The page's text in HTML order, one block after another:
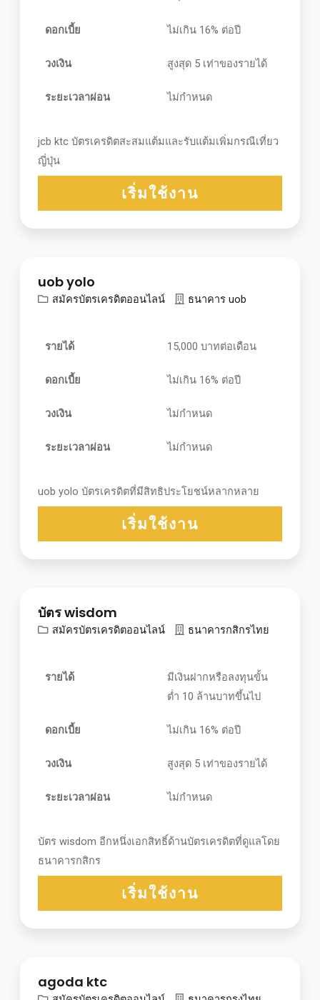
ดอกเบี้ย ไม่เกิน 16% ต่อปี
วงเงิน สูงสุด 5 เท่าของรายได้
ระยะเวลาผ่อน ไม่กำหนด
jcb ktc บัตรเครดิตสะสมแต้มและรับแต้มเพิ่มกรณีเที่ยว
ญี่ปุ่น
เริ่มใช้งาน
uob yolo
สมัครบัตรเครดิตออนไลน์ ธนาคาร uob
รายได้ 15,000 บาทต่อเดือน
ดอกเบี้ย ไม่เกิน 16% ต่อปี
วงเงิน ไม่กำหนด
ระยะเวลาผ่อน ไม่กำหนด
uob yolo บัตรเครดิตที่มีสิทธิประโยชน์หลากหลาย
เริ่มใช้งาน
บัตร wisdom
สมัครบัตรเครดิตออนไลน์ ธนาคารกสิกรไทย
รายได้
มีเงินฝากหรือลงทุนขั้น
ต่ำ 10 ล้านบาทขึ้นไป
ดอกเบี้ย ไม่เกิน 16% ต่อปี
วงเงิน สูงสุด 5 เท่าของรายได้
ระยะเวลาผ่อน ไม่กำหนด
บัตร wisdom อีกหนึ่งเอกสิทธิ์ด้านบัตรเครดิตที่ดูแลโดย
ธนาคารกสิกร
เริ่มใช้งาน
agoda ktc